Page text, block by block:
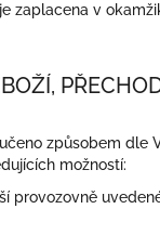
zaplacena v
způsobem dle
možností:
provozovně